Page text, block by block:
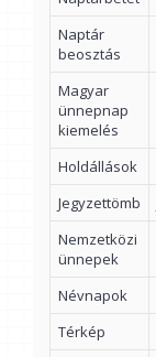
Naptár
beosztás
Magyar
ünnepnap
kiemelés
Holdállások
Jegyzettömb
Nemzetközi
ünnepek
Névnapok
Térkép